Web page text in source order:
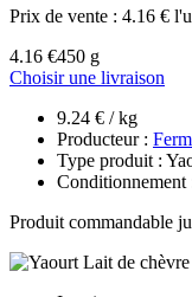
Prix de vente : 4.16 €
4.16 €450 g
Choisir une livraison
9.24 € / kg
Producteur :
Type produit :
Conditionnement
Produit commandable